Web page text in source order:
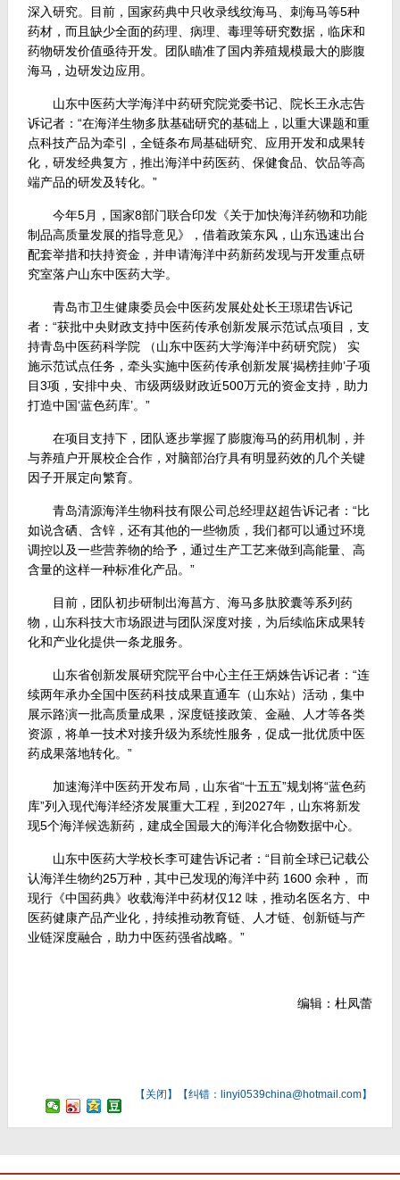
深入研究。目前，国家药典中只收录线纹海马、刺海马等5种
药材，而且缺少全面的药理、病理、毒理等研究数据，临床和
药物研发价值亟待开发。团队瞄准了国内养殖规模最大的膨腹
海马，边研发边应用。
山东中医药大学海洋中药研究院党委书记、院长王永志告
诉记者：“在海洋生物多肽基础研究的基础上，以重大课题和重
点科技产品为牵引，全链条布局基础研究、应用开发和成果转
化，研发经典复方，推出海洋中药医药、保健食品、饮品等高
端产品的研发及转化。”
今年5月，国家8部门联合印发《关于加快海洋药物和功能
制品高质量发展的指导意见》，借着政策东风，山东迅速出台
配套举措和扶持资金，并申请海洋中药新药发现与开发重点研
究室落户山东中医药大学。
青岛市卫生健康委员会中医药发展处处长王璟珺告诉记
者：“获批中央财政支持中医药传承创新发展示范试点项目，支
持青岛中医药科学院 （山东中医药大学海洋中药研究院） 实
施示范试点任务，牵头实施中医药传承创新发展‘揭榜挂帅’子项
目3项，安排中央、市级两级财政近500万元的资金支持，助力
打造中国‘蓝色药库’。”
在项目支持下，团队逐步掌握了膨腹海马的药用机制，并
与养殖户开展校企合作，对脑部治疗具有明显药效的几个关键
因子开展定向繁育。
青岛清源海洋生物科技有限公司总经理赵超告诉记者：“比
如说含硒、含锌，还有其他的一些物质，我们都可以通过环境
调控以及一些营养物的给予，通过生产工艺来做到高能量、高
含量的这样一种标准化产品。”
目前，团队初步研制出海菖方、海马多肽胶囊等系列药
物，山东科技大市场跟进与团队深度对接，为后续临床成果转
化和产业化提供一条龙服务。
山东省创新发展研究院平台中心主任王炳姝告诉记者：“连
续两年承办全国中医药科技成果直通车（山东站）活动，集中
展示路演一批高质量成果，深度链接政策、金融、人才等各类
资源，将单一技术对接升级为系统性服务，促成一批优质中医
药成果落地转化。”
加速海洋中医药开发布局，山东省“十五五”规划将“蓝色药
库”列入现代海洋经济发展重大工程，到2027年，山东将新发
现5个海洋候选新药，建成全国最大的海洋化合物数据中心。
山东中医药大学校长李可建告诉记者：“目前全球已记载公
认海洋生物约25万种，其中已发现的海洋中药 1600 余种， 而
现行《中国药典》收载海洋中药材仅12 味，推动名医名方、中
医药健康产品产业化，持续推动教育链、人才链、创新链与产
业链深度融合，助力中医药强省战略。”
编辑：杜凤蕾
【 关闭 】【纠错：linyi0539china@hotmail.com】